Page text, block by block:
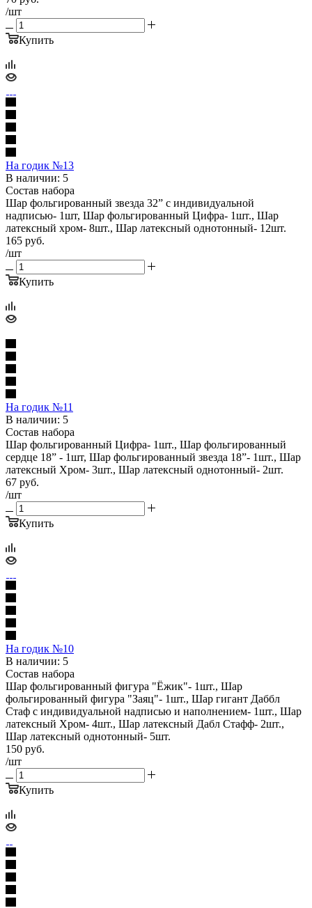
/шт
Купить
На годик №13
В наличии: 5
Состав набора
Шар фольгированный звезда 32” с индивидуальной
надписью- 1шт, Шар фольгированный Цифра- 1шт., Шар
латексный хром- 8шт., Шар латексный однотонный- 12шт.
165 руб.
/шт
Купить
На годик №11
В наличии: 5
Состав набора
Шар фольгированный Цифра- 1шт., Шар фольгированный
сердце 18” - 1шт, Шар фольгированный звезда 18”- 1шт., Шар
латексный Хром- 3шт., Шар латексный однотонный- 2шт.
67 руб.
/шт
Купить
На годик №10
В наличии: 5
Состав набора
Шар фольгированный фигура "Ёжик"- 1шт., Шар
фольгированный фигура "Заяц"- 1шт., Шар гигант Даббл
Стаф с индивидуальной надписью и наполнением- 1шт., Шар
латексный Хром- 4шт., Шар латексный Дабл Стафф- 2шт.,
Шар латексный однотонный- 5шт.
150 руб.
/шт
Купить